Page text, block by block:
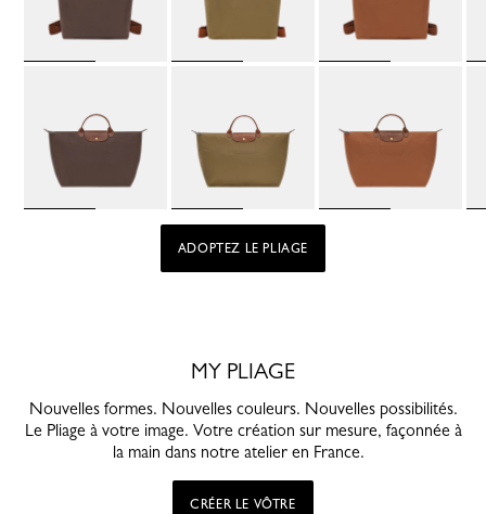
ADOPTEZ LE PLIAGE
MY PLIAGE
Nouvelles formes. Nouvelles couleurs. Nouvelles possibilités.
Le Pliage à votre image. Votre création sur mesure, façonnée à
la main dans notre atelier en France.
CRÉER LE VÔTRE